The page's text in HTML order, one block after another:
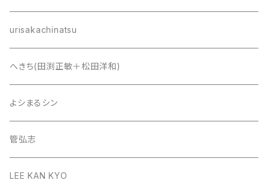
urisakachinatsu
へきち(田渕正敏＋松田洋和)
よシまるシン
管弘志
LEE KAN KYO